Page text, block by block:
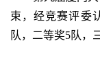
束，经竞赛评委
队，二等奖5队，